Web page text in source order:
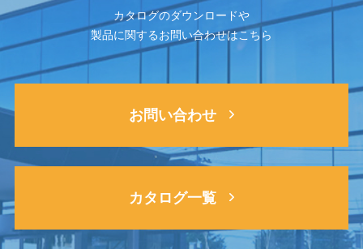
カタログのダウンロードや
製品に関するお問い合わせはこちら
お問い合わせ
カタログ一覧